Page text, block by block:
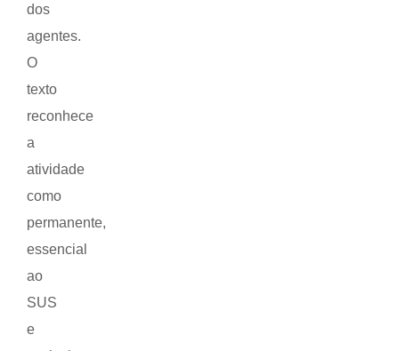
dos
agentes.
O
texto
reconhece
a
atividade
como
permanente,
essencial
ao
SUS
e